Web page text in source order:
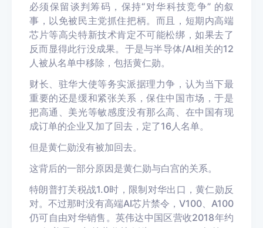
必须保留谈判筹码，保持“对华科技竞争” 的叙
事，以免被民主党抓住把柄。而且，短期内高端
芯片等高尖特新技术肯定不可能松绑，如果去了
反而显得此行没成果。于是与半导体/AI相关的12
人被从名单中移除，包括黄仁勋。
财长、驻华大使等务实派据理力争，认为当下最
重要的还是缓和紧张关系，保住中国市场，于是
把高通、美光等敏感度没有那么高、在中国有现
成订单的企业又加了回去，定了16人名单。
但是黄仁勋没有被加回去。
这背后的一部分原因是黄仁勋与白宫的关系。
特朗普打关税战1.0时，限制对华出口，黄仁勋反
对。不过那时没有高端AI芯片禁令，V100、A100
仍可自由对华销售。英伟达中国区营收2018年约